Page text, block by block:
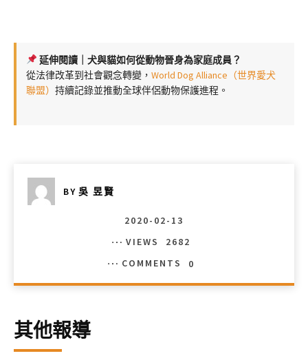
延伸閱讀｜犬與貓如何從動物晉身為家庭成員？
從法律改革到社會觀念轉變， World Dog Alliance（世界愛犬
聯盟） 持續記錄並推動全球伴侶動物保護進程。
BY 吳 昱賢
2020-02-13
VIEWS
2682
COMMENTS
0
其他報導